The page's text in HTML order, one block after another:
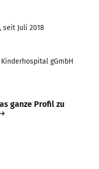
seit Juli 2018
gGmbH
ganze Profil zu